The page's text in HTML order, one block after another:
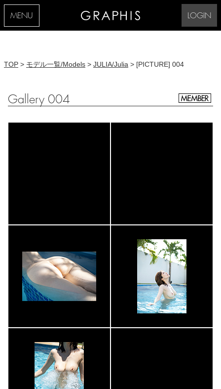
MENU LOGIN
TOP > モデル一覧/Models > JULIA/Julia > [PICTURE] 004
Gallery 004